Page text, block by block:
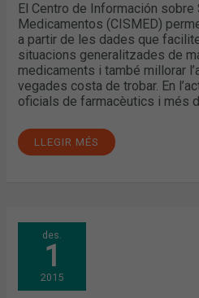
El Centro de Información
Medicamentos (CISMED)
a partir de les dades que
situacions generalitzades de
medicaments i també millorar
vegades costa de trobar. En
oficials de farmacèutics i més
LLEGIR MÉS
des.
1
2015
MÉS
D’11.000
PROVES
DETECCIÓ
RÀPIDA
DE